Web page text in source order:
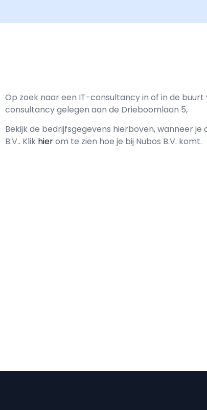
Op zoek naar een IT-consultancy in of in de buurt
consultancy gelegen aan de Drieboomlaan 5,
Bekijk de bedrijfsgegevens hierboven, wanneer
B.V.. Klik hierom te zien hoe je bij Nubos B.V. komt.